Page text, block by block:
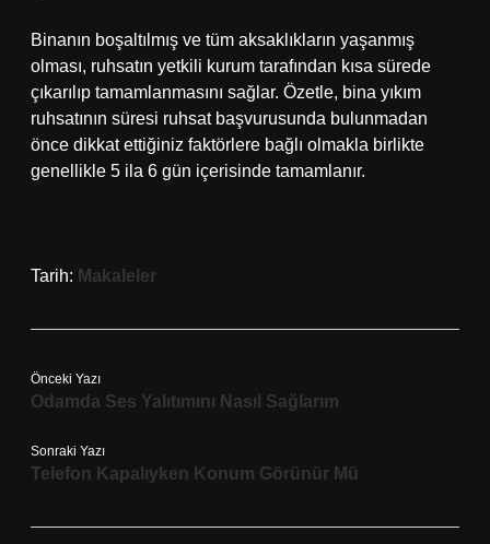
Binanın boşaltılmış ve tüm aksaklıkların yaşanmış
olması, ruhsatın yetkili kurum tarafından kısa sürede
çıkarılıp tamamlanmasını sağlar. Özetle, bina yıkım
ruhsatının süresi ruhsat başvurusunda bulunmadan
önce dikkat ettiğiniz faktörlere bağlı olmakla birlikte
genellikle 5 ila 6 gün içerisinde tamamlanır.
Tarih: Makaleler
Önceki Yazı
Odamda Ses Yalıtımını Nasıl Sağlarım
Sonraki Yazı
Telefon Kapalıyken Konum Görünür Mü